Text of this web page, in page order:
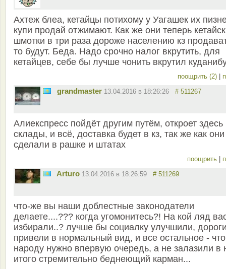
Ахтеж блеа, кетайцы потихому у Уагашек их
купи продай отжимают. Как же они теперь
шмотки в три раза дороже населению кз
то будут. Беда. Надо срочно налог вкрутить, для
кетайцев, себе бы лучше чонить вкрутил
поощрить (2)
grandmaster 13.04.2016 в 18:26:26 # 511267
Алиекспресс пойдёт другим путём, откроет здесь
склады, и всё, доставка будет в кз, так же как они
сделали в рашке и штатах
поощрить
Arturo 13.04.2016 в 18:26:59 # 511269
что-же вы наши доблестные законодатели
делаете....??? когда угомонитесь?! На кой ляд
избирали..? лучше бы социалку улучшили,
привели в нормальный вид, и все остальное - что
народу нужно впервую очередь, а не залазили в
итого стремительно беднеющий карман...